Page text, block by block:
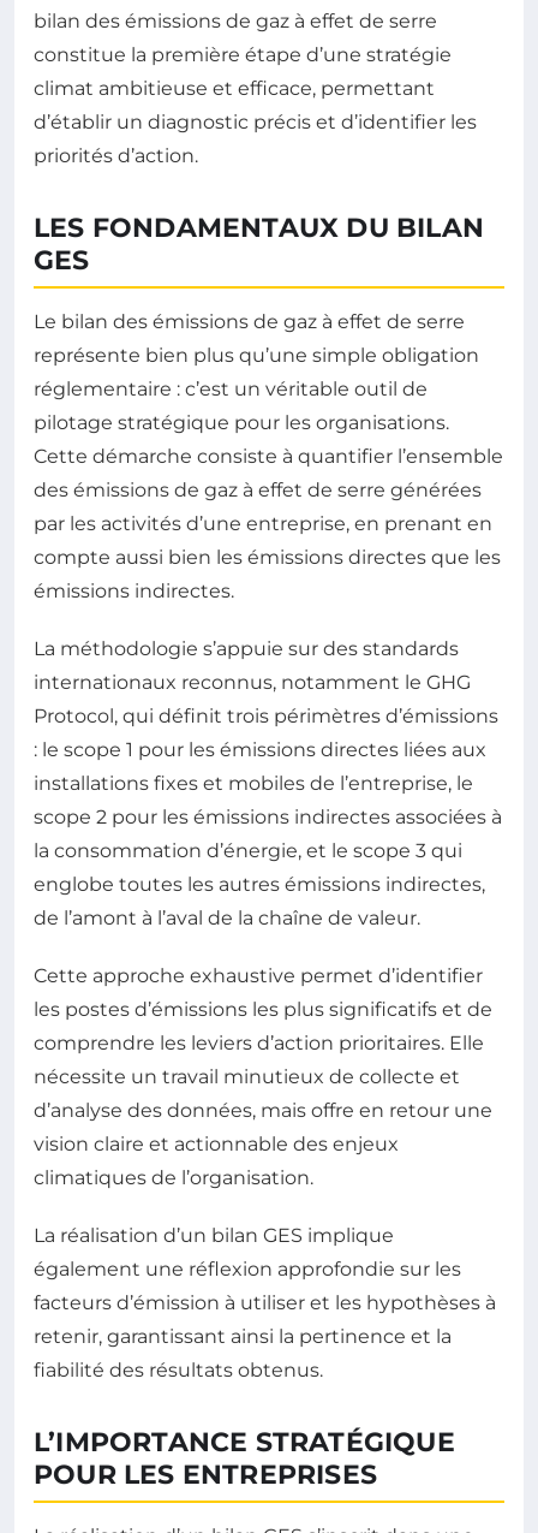
bilan des émissions de gaz à effet de serre
constitue la première étape d’une stratégie
climat ambitieuse et efficace, permettant
d’établir un diagnostic précis et d’identifier les
priorités d’action.
LES FONDAMENTAUX DU BILAN
GES
Le bilan des émissions de gaz à effet de serre
représente bien plus qu’une simple obligation
réglementaire : c’est un véritable outil de
pilotage stratégique pour les organisations.
Cette démarche consiste à quantifier l’ensemble
des émissions de gaz à effet de serre générées
par les activités d’une entreprise, en prenant en
compte aussi bien les émissions directes que les
émissions indirectes.
La méthodologie s’appuie sur des standards
internationaux reconnus, notamment le GHG
Protocol, qui définit trois périmètres d’émissions
: le scope 1 pour les émissions directes liées aux
installations fixes et mobiles de l’entreprise, le
scope 2 pour les émissions indirectes associées à
la consommation d’énergie, et le scope 3 qui
englobe toutes les autres émissions indirectes,
de l’amont à l’aval de la chaîne de valeur.
Cette approche exhaustive permet d’identifier
les postes d’émissions les plus significatifs et de
comprendre les leviers d’action prioritaires. Elle
nécessite un travail minutieux de collecte et
d’analyse des données, mais offre en retour une
vision claire et actionnable des enjeux
climatiques de l’organisation.
La réalisation d’un bilan GES implique
également une réflexion approfondie sur les
facteurs d’émission à utiliser et les hypothèses à
retenir, garantissant ainsi la pertinence et la
fiabilité des résultats obtenus.
L’IMPORTANCE STRATÉGIQUE
POUR LES ENTREPRISES